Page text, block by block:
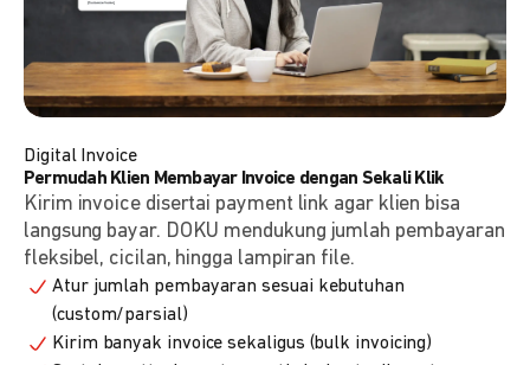
Digital Invoice
Permudah Klien Membayar Invoice dengan Sekali Klik
Kirim invoice disertai payment link agar klien bisa
langsung bayar. DOKU mendukung jumlah pembayaran
fleksibel, cicilan, hingga lampiran file.
Atur jumlah pembayaran sesuai kebutuhan
(custom/parsial)
Kirim banyak invoice sekaligus (bulk invoicing)